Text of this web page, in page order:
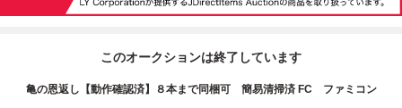
このオークションは終了しています
亀の恩返し【動作確認済】８本まで同梱可 簡易清掃済 FC ファミコン